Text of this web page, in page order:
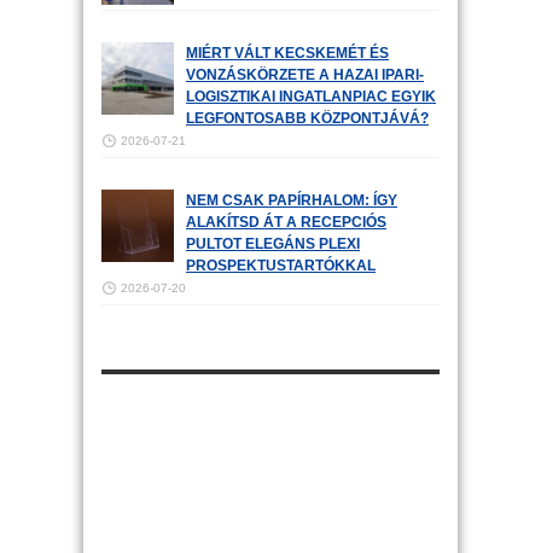
MIÉRT VÁLT KECSKEMÉT ÉS
VONZÁSKÖRZETE A HAZAI IPARI-
LOGISZTIKAI INGATLANPIAC EGYIK
LEGFONTOSABB KÖZPONTJÁVÁ?
2026-07-21
NEM CSAK PAPÍRHALOM: ÍGY
ALAKÍTSD ÁT A RECEPCIÓS
PULTOT ELEGÁNS PLEXI
PROSPEKTUSTARTÓKKAL
2026-07-20